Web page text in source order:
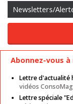
Newsletters/
Mentions
Abonnez-vous
Lettre d'actualité
vidéos
Lettre spéciale